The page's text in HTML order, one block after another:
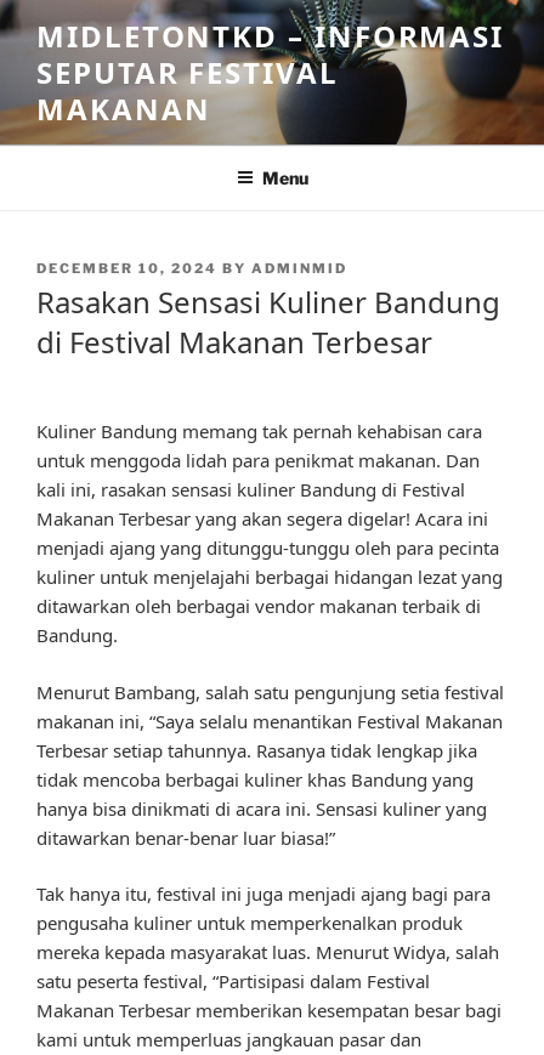
Skip
to
content
MIDLETONTKD – INFORMASI
SEPUTAR FESTIVAL
MAKANAN
Menu
POSTED
DECEMBER 10, 2024 BY ADMINMID
Rasakan Sensasi Kuliner Bandung
di Festival Makanan Terbesar
Kuliner Bandung memang tak pernah kehabisan cara
untuk menggoda lidah para penikmat makanan. Dan
kali ini, rasakan sensasi kuliner Bandung di Festival
Makanan Terbesar yang akan segera digelar! Acara ini
menjadi ajang yang ditunggu-tunggu oleh para pecinta
kuliner untuk menjelajahi berbagai hidangan lezat yang
ditawarkan oleh berbagai vendor makanan terbaik di
Bandung.
Menurut Bambang, salah satu pengunjung setia festival
makanan ini, “Saya selalu menantikan Festival Makanan
Terbesar setiap tahunnya. Rasanya tidak lengkap jika
tidak mencoba berbagai kuliner khas Bandung yang
hanya bisa dinikmati di acara ini. Sensasi kuliner yang
ditawarkan benar-benar luar biasa!”
Tak hanya itu, festival ini juga menjadi ajang bagi para
pengusaha kuliner untuk memperkenalkan produk
mereka kepada masyarakat luas. Menurut Widya, salah
satu peserta festival, “Partisipasi dalam Festival
Makanan Terbesar memberikan kesempatan besar bagi
kami untuk memperluas jangkauan pasar dan